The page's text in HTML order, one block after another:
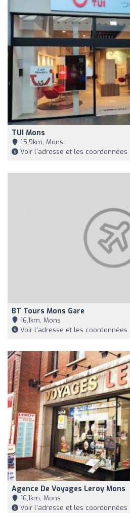
TUI Mons
15,9km, Mons
Voir l'adresse et les coordonnées
BT Tours Mons Gare
16,1km, Mons
Voir l'adresse et les coordonnées
Agence De Voyages Leroy Mons
16,1km, Mons
Voir l'adresse et les coordonnées